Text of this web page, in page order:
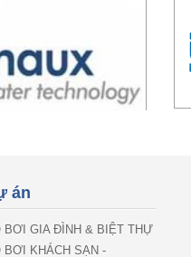
BƠI GIA ĐÌNH & BIỆT THỰ
BƠI KHÁCH SẠN -